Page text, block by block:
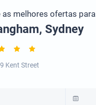
as melhores ofertas para
Sydney
Kent Street